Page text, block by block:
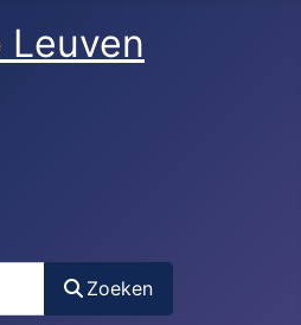
Leuven
Zoeken